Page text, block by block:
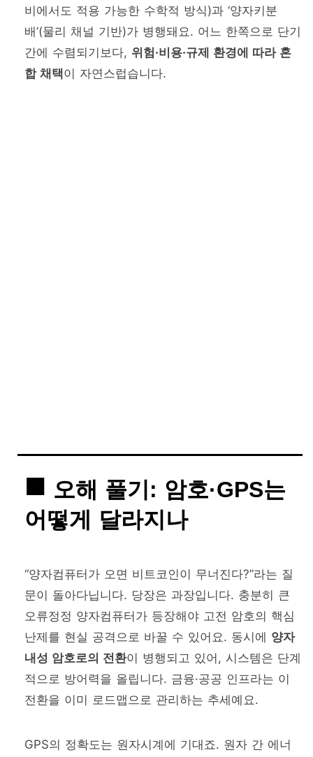
비에서도 적용 가능한 수학적 방식)과 ‘양자키분
배’(물리 채널 기반)가 병행돼요. 어느 한쪽으로 단기
간에 수렴되기보다, 위험·비용·규제 환경에 따라 혼
합 채택이 자연스럽습니다.
오해 풀기: 암호·GPS는
어떻게 달라지나
“양자컴퓨터가 오면 비트코인이 무너진다?”라는 질
문이 돌아다닙니다. 당장은 과장입니다. 충분히 큰
오류정정 양자컴퓨터가 등장해야 고전 암호의 핵심
난제를 현실 공격으로 바꿀 수 있어요. 동시에 양자
내성 암호로의 전환이 병행되고 있어, 시스템은 단계
적으로 방어력을 올립니다. 금융·공공 인프라는 이
전환을 이미 로드맵으로 관리하는 추세예요.
GPS의 정확도는 원자시계에 기대죠. 원자 간 에너